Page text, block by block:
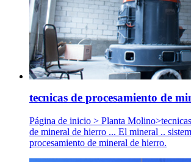
tecnicas de procesamiento de
Página de inicio > Planta
de mineral de hierro ... El mineral ..
procesamiento de mineral de hierro.